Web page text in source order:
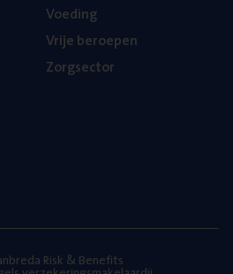
Voe­ding
Vrije beroe­pen
Zorg­sec­tor
Risk & Benefits